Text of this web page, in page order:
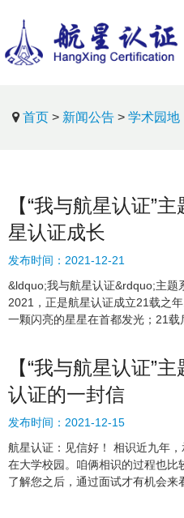
首页 > 新闻公告 > 学术园地
【“我与航星认证”
星认证成长
发布时间： 2021-12-21
&ldquo;我与航星认证&rdquo;主题
2021，正是航星认证成立21载之
一颗闪亮的星星在首都发光；21载
【“我与航星认证”
认证的一封信
发布时间： 2021-12-15
航星认证：见信好！ 相识近九年
在大学校园。咱俩相识的过程也
了解您之后，通过面试才有机会来